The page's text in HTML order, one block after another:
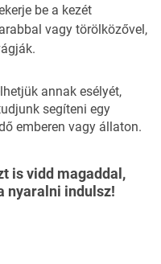
be a kezét
vagy törölközővel,
annak esélyét,
segíteni egy
emberen vagy állaton.
is vidd magaddal,
nyaralni indulsz!